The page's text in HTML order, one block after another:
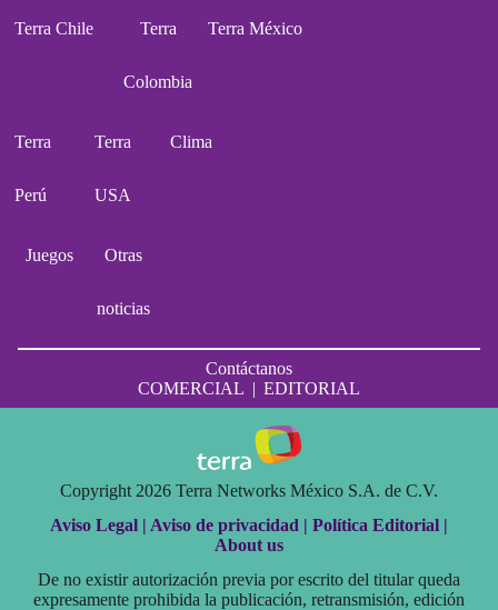
Terra Chile Terra
Colombia
Terra México
Terra
Perú
Terra
USA
Clima
Juegos Otras
noticias
Contáctanos
COMERCIAL | EDITORIAL
Copyright 2026 Terra Networks México S.A. de C.V.
Aviso Legal | Aviso de privacidad | Política Editorial |
About us
De no existir autorización previa por escrito del titular queda
expresamente prohibida la publicación, retransmisión, edición